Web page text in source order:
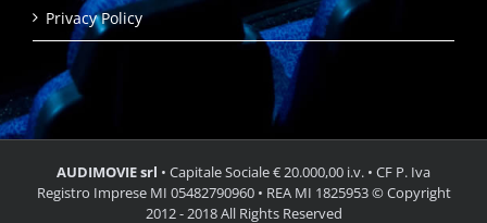
Privacy Policy
AUDIMOVIE srl • Capitale Sociale € 20.000,00 i.v. • CF P. Iva
Registro Imprese MI 05482790960 • REA MI 1825953 © Copyright
2012 - 2018 All Rights Reserved